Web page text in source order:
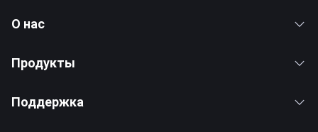
О нас
Продукты
Поддержка